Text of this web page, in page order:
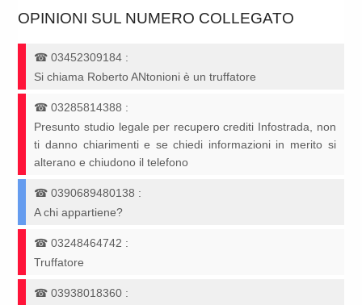
OPINIONI SUL NUMERO COLLEGATO
☎03452309184 :
Si chiama Roberto ANtonioni è un truffatore
☎03285814388 :
Presunto studio legale per recupero crediti Infostrada, non
ti danno chiarimenti e se chiedi informazioni in merito si
alterano e chiudono il telefono
☎0390689480138 :
A chi appartiene?
☎03248464742 :
Truffatore
☎03938018360 :